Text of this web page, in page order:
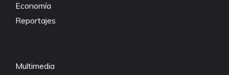
Economía
Reportajes
Multimedia